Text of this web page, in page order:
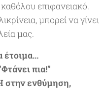
επιφανειακό.
μπορεί να γίνει
μας.
έτοιμα...
πια!"
στηνενθύμηση,